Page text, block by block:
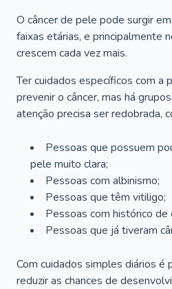
O câncer de pele pode surgir
faixas etárias, e principalmente
crescem cada vez mais.
Ter cuidados específicos com a
prevenir o câncer, mas há
atenção precisa ser redobrada,
Pessoas que possuem
pele muito clara;
Pessoas com albinismo;
Pessoas que têm vitiligo;
Pessoas com histórico de
Pessoas que já tiveram
Com cuidados simples diários é
reduzir as chances de